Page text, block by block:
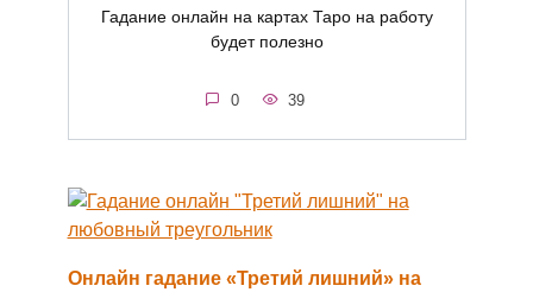
Гадание онлайн на картах Таро на работу
будет полезно
0 39
Онлайн гадание «Третий лишний» на